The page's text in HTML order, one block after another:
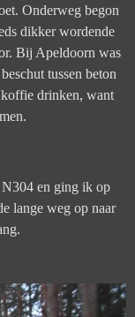
Onderweg begon
dikker wordende
Bij Apeldoorn was
tussen beton
drinken, want
N304 en ging ik op
lange weg op naar